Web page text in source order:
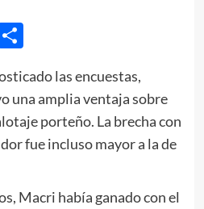
Compartir
las encuestas,
una amplia ventaja sobre
porteño. La brecha con
fue incluso mayor a la de
Macri había ganado con el